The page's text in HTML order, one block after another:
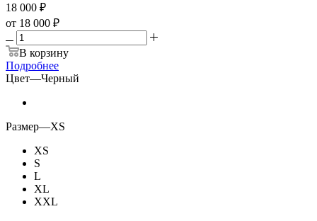
18 000 ₽
от 18 000 ₽
В корзину
Подробнее
Цвет—Черный
Размер—XS
XS
S
L
XL
XXL